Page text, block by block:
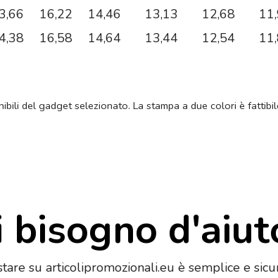
16,22 14,46 13,13 12,68
16,58 14,64 13,44 12,54
del gadget selezionato. La stampa a due colori è
bisogno
su articolipromozionali.eu è semplice e